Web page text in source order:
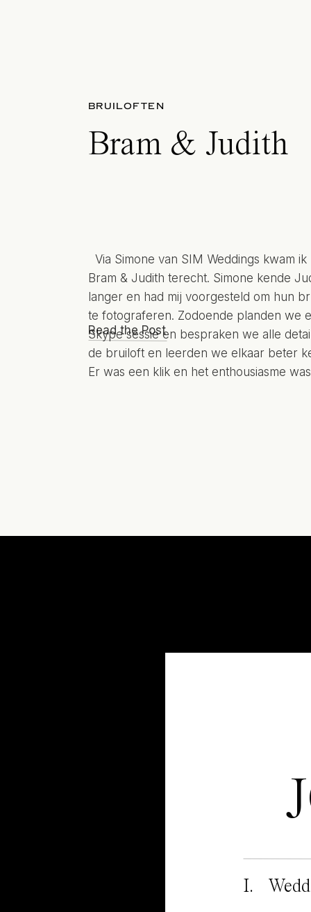
BRUILOFTEN
Bram & Judith
Via Simone van SIM Weddings kwam ik
Bram & Judith terecht. Simone kende
langer en had mij voorgesteld om hun
te fotograferen. Zodoende planden we
Skype sessie en bespraken we alle
de bruiloft en leerden we elkaar beter
Er was een klik en het enthousiasme
Read the Post
I.